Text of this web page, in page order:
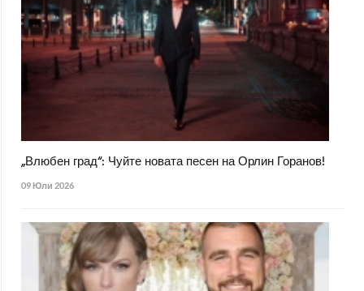
„Влюбен град“: Чуйте новата песен на Орлин Горанов!
09 Юли 2026